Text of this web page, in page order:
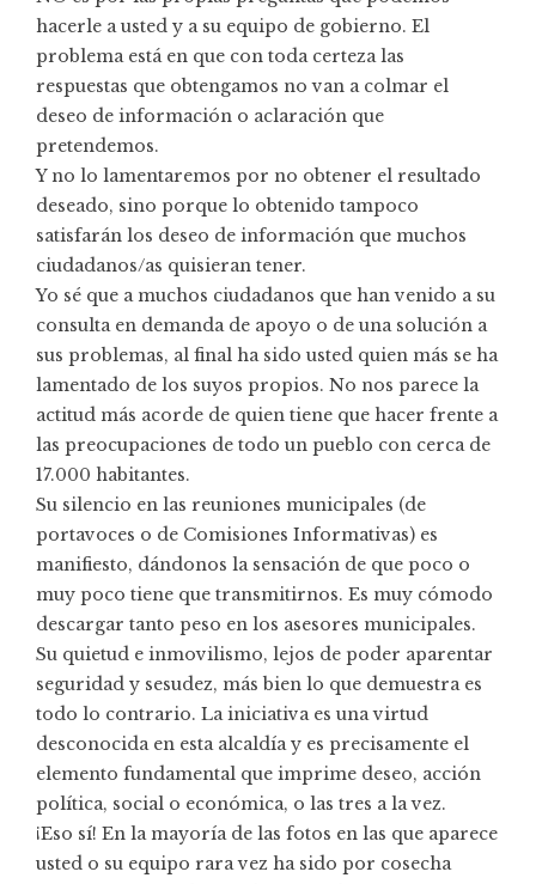
hacerle a usted y a su equipo de gobierno. El
problema está en que con toda certeza las
respuestas que obtengamos no van a colmar el
deseo de información o aclaración que
pretendemos.
Y no lo lamentaremos por no obtener el resultado
deseado, sino porque lo obtenido tampoco
satisfarán los deseo de información que muchos
ciudadanos/as quisieran tener.
Yo sé que a muchos ciudadanos que han venido a su
consulta en demanda de apoyo o de una solución a
sus problemas, al final ha sido usted quien más se ha
lamentado de los suyos propios. No nos parece la
actitud más acorde de quien tiene que hacer frente a
las preocupaciones de todo un pueblo con cerca de
17.000 habitantes.
Su silencio en las reuniones municipales (de
portavoces o de Comisiones Informativas) es
manifiesto, dándonos la sensación de que poco o
muy poco tiene que transmitirnos. Es muy cómodo
descargar tanto peso en los asesores municipales.
Su quietud e inmovilismo, lejos de poder aparentar
seguridad y sesudez, más bien lo que demuestra es
todo lo contrario. La iniciativa es una virtud
desconocida en esta alcaldía y es precisamente el
elemento fundamental que imprime deseo, acción
política, social o económica, o las tres a la vez.
¡Eso sí! En la mayoría de las fotos en las que aparece
usted o su equipo rara vez ha sido por cosecha